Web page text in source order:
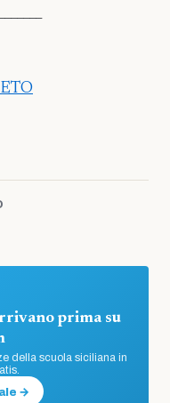
prima su
della scuola siciliana in
→